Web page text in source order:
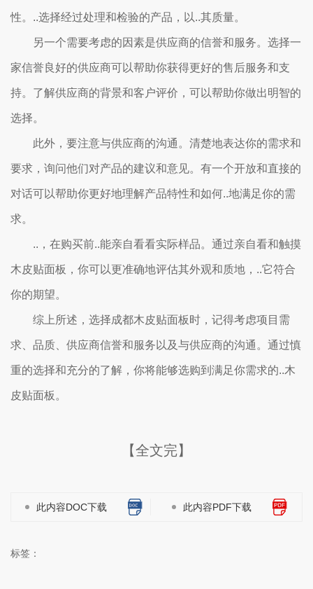
性。..选择经过处理和检验的产品，以..其质量。
另一个需要考虑的因素是供应商的信誉和服务。选择一
家信誉良好的供应商可以帮助你获得更好的售后服务和支
持。了解供应商的背景和客户评价，可以帮助你做出明智的
选择。
此外，要注意与供应商的沟通。清楚地表达你的需求和
要求，询问他们对产品的建议和意见。有一个开放和直接的
对话可以帮助你更好地理解产品特性和如何..地满足你的需
求。
..，在购买前..能亲自看看实际样品。通过亲自看和触摸
木皮贴面板，你可以更准确地评估其外观和质地，..它符合
你的期望。
综上所述，选择成都木皮贴面板时，记得考虑项目需
求、品质、供应商信誉和服务以及与供应商的沟通。通过慎
重的选择和充分的了解，你将能够选购到满足你需求的..木
皮贴面板。
【全文完】
此内容DOC下载 此内容PDF下载
标签：